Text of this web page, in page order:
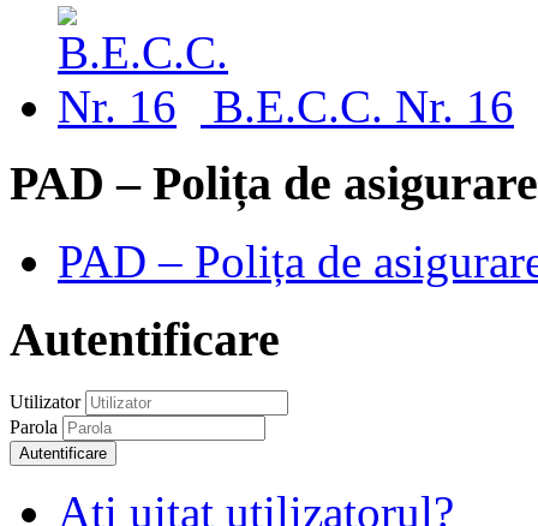
B.E.C.C. Nr. 16
PAD – Polița de asigurare
PAD – Polița de
Autentificare
Utilizator
Parola
Autentificare
Aţi uitat utilizatorul?